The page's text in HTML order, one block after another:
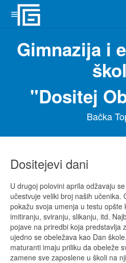
Gimnazija i
"Dositej
Bačka
Dositejevi dani
U drugoj polovini aprila odžavaju
učestvuje veliki broj naših učenika.
pokažu svoja umenja u testu opšte
imitiranju, sviranju, slikanju, itd.
pojave na priredbi koja predstavlja
ujedno se obeležava kao Dan
maturanti imaju priliku da obeleže
zamene sve zaposlene u školi na